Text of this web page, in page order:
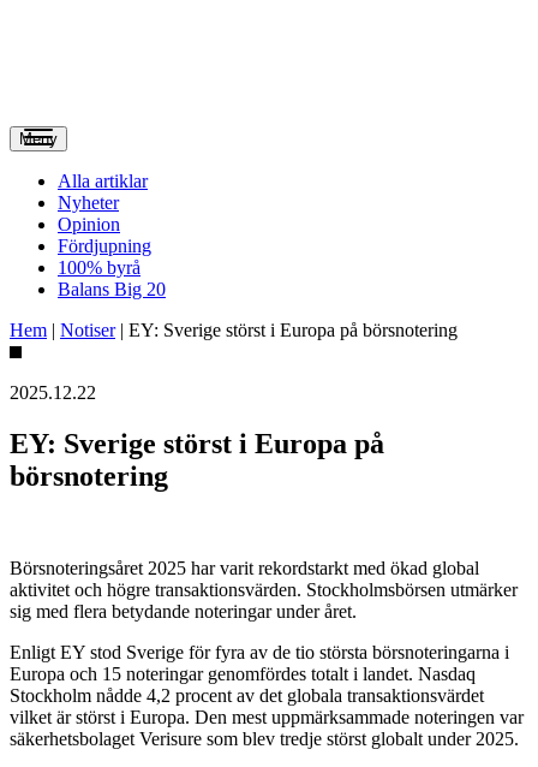
Meny
Alla artiklar
Nyheter
Opinion
Fördjupning
100% byrå
Balans Big 20
Hem | Notiser| EY: Sverige störst i Europa på börsnotering
2025.12.22
EY: Sverige störst i Europa på
börsnotering
Börsnoteringsåret 2025 har varit rekordstarkt med ökad global
aktivitet och högre transaktionsvärden. Stockholmsbörsen utmärker
sig med flera betydande noteringar under året.
Enligt EY stod Sverige för fyra av de tio största börsnoteringarna i
Europa och 15 noteringar genomfördes totalt i landet. Nasdaq
Stockholm nådde 4,2 procent av det globala transaktionsvärdet
vilket är störst i Europa. Den mest uppmärksammade noteringen var
säkerhetsbolaget Verisure som blev tredje störst globalt under 2025.